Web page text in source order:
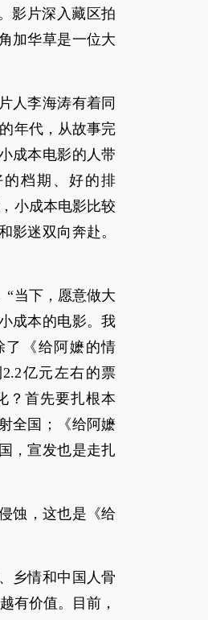
影片深入藏区拍
加华草是一位大
人李海涛有着同
年代，从故事完
成本电影的人带
档期、好的排
小成本电影比较
影迷双向奔赴。
“当下，愿意做大
成本的电影。我
了《给阿嬷的情
亿元左右的票
？首先要扎根本
全国；《给阿嬷
，宣发也是走扎
蚀，这也是《给
乡情和中国人骨
有价值。目前，